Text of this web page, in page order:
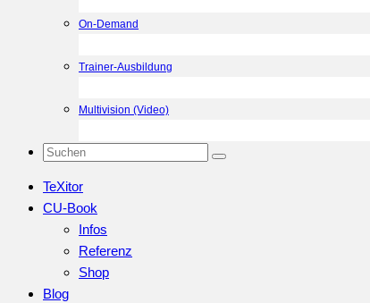
On-Demand
Trainer-Ausbildung
Multivision (Video)
TeXitor
CU-Book
Infos
Referenz
Shop
Blog